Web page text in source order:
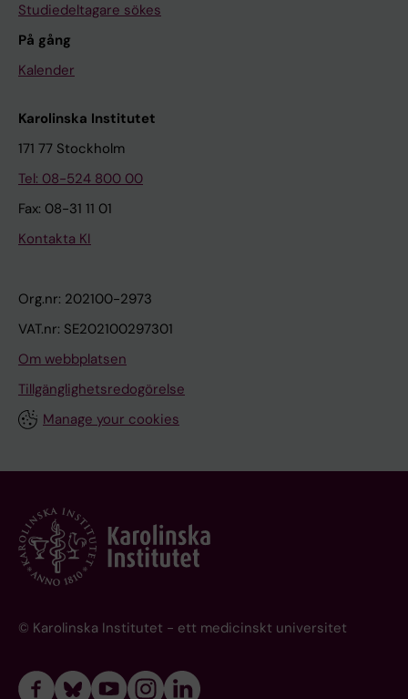
Studiedeltagare sökes
På gång
Kalender
Karolinska Institutet
171 77 Stockholm
Tel: 08-524 800 00
Fax: 08-31 11 01
Kontakta KI
Org.nr: 202100-2973
VAT.nr: SE202100297301
Om webbplatsen
Tillgänglighetsredogörelse
Manage your cookies
© Karolinska Institutet - ett medicinskt universitet